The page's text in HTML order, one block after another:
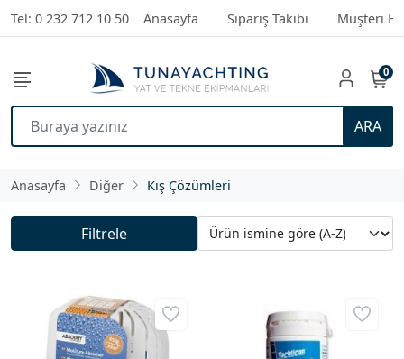
Tel: 0 232 712 10 50 Anasayfa Sipariş Takibi Müşteri
ARA
0
Anasayfa Diğer Kış Çözümleri
Filtrele